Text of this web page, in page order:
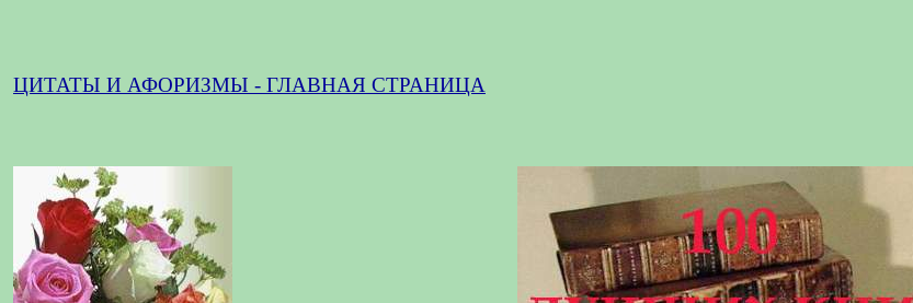
ЦИТАТЫ И АФОРИЗМЫ - ГЛАВНАЯ СТРАНИЦА